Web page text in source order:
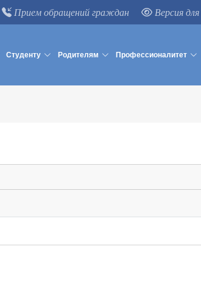
Прием обращений граждан Версия
Студенту Родителям Профессионалитет
подписью 01.10.2025
подписан электронной подписью